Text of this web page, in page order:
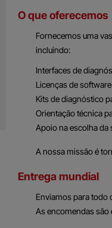
O que oferecemos
Fornecemos uma
incluindo:
Interfaces de
Licenças de
Kits de diagnóstico
Orientação técnica
Apoio na escolha da
A nossa missão é
Entrega mundial
Enviamos para todo
As encomendas